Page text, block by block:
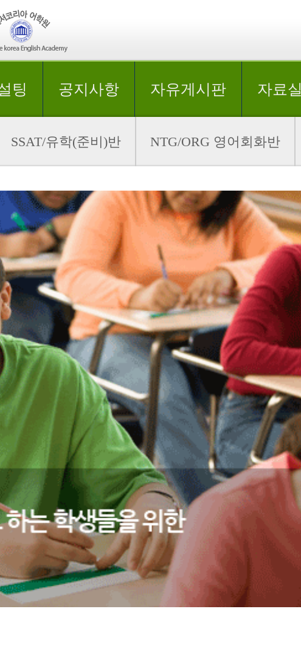
팅 공지사항 자유게시판 자료실
SSAT/유학(준비)반 NTG/ORG 영어회화반